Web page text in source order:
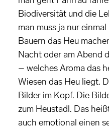
Biodiversität und die
man muss ja nur
Bauern das Heu
Nacht oder am Abend
– welches Aroma das
Wiesen das Heu liegt.
Bilder im Kopf. Die
zum Heustadl. Das
auch emotional einen